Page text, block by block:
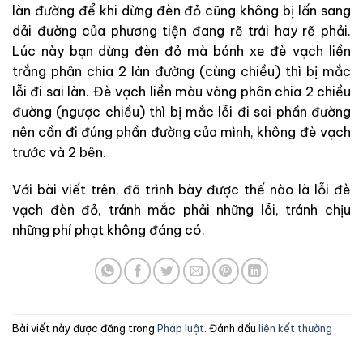
làn đường để khi dừng đèn đỏ cũng không bị lấn sang
dải đường của phương tiện đang rẽ trái hay rẽ phải.
Lúc này bạn dừng đèn đỏ mà bánh xe đè vạch liền
trắng phân chia 2 làn đường (cùng chiều) thì bị mắc
lỗi đi sai làn. Đè vạch liền màu vàng phân chia 2 chiều
đường (ngược chiều) thì bị mắc lỗi đi sai phần đường
nên cần đi đúng phần đường của mình, không đè vạch
trước và 2 bên.
Với bài viết trên, đã trình bày được thế nào là lỗi đè
vạch đèn đỏ, tránh mắc phải những lỗi, tránh chịu
những phí phạt không đáng có.
Bài viết này được đăng trong Pháp luật . Đánh dấu liên kết thường